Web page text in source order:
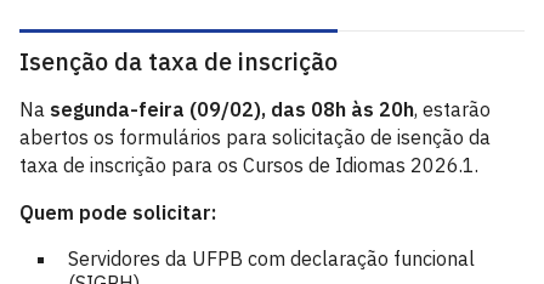
Isenção da taxa de inscrição
Na segunda-feira (09/02), das 08h às 20h, estarão
abertos os formulários para solicitação de isenção da
taxa de inscrição para os Cursos de Idiomas 2026.1.
Quem pode solicitar:
Servidores da UFPB com declaração funcional